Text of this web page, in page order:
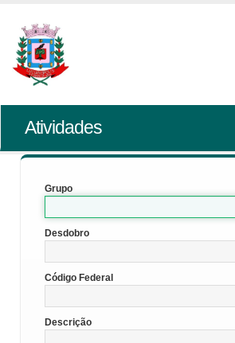
Atividades
Grupo
Desdobro
Código Federal
Descrição